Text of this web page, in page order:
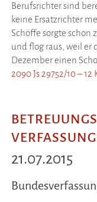
Berufsrichter sind
keine Ersatzrichter
Schöffe sorgte schon
und flog raus, weil er
Dezember einen
2090 Js 29752/10 – 12
21.07.2015